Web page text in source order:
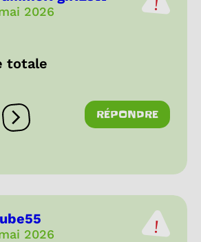
2026
totale
Ouvrir les réactions
RÉPONDRE
2026